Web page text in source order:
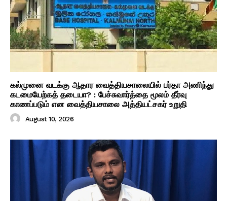
கல்முனை வடக்கு ஆதார வைத்தியசாலையில் பர்தா அணிந்து
கடமையேற்கத் தடையா? : பேச்சுவார்த்தை மூலம் தீர்வு
காணப்படும் என வைத்தியசாலை அத்தியட்சகர் உறுதி
August 10, 2026